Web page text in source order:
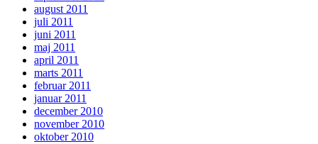
august 2011
juli 2011
juni 2011
maj 2011
april 2011
marts 2011
februar 2011
januar 2011
december 2010
november 2010
oktober 2010